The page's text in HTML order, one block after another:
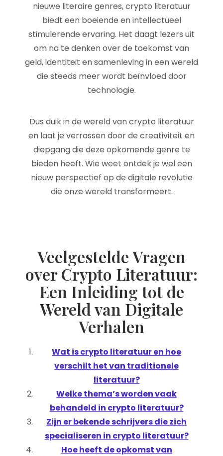
nieuwe literaire genres, crypto literatuur
biedt een boeiende en intellectueel
stimulerende ervaring. Het daagt lezers uit
om na te denken over de toekomst van
geld, identiteit en samenleving in een wereld
die steeds meer wordt beïnvloed door
technologie.
Dus duik in de wereld van crypto literatuur
en laat je verrassen door de creativiteit en
diepgang die deze opkomende genre te
bieden heeft. Wie weet ontdek je wel een
nieuw perspectief op de digitale revolutie
die onze wereld transformeert.
Veelgestelde Vragen
over Crypto Literatuur:
Een Inleiding tot de
Wereld van Digitale
Verhalen
Wat is crypto literatuur en hoe
verschilt het van traditionele
literatuur?
Welke thema’s worden vaak
behandeld in crypto literatuur?
Zijn er bekende schrijvers die zich
specialiseren in crypto literatuur?
Hoe heeft de opkomst van